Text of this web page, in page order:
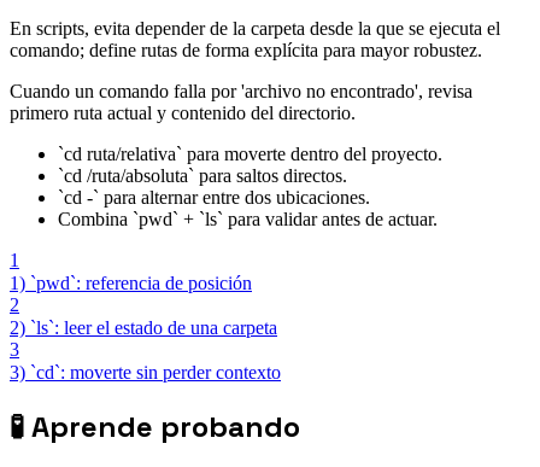
En scripts, evita depender de la carpeta desde la que se ejecuta el
comando; define rutas de forma explícita para mayor robustez.
Cuando un comando falla por 'archivo no encontrado', revisa
primero ruta actual y contenido del directorio.
`cd ruta/relativa` para moverte dentro del proyecto.
`cd /ruta/absoluta` para saltos directos.
`cd -` para alternar entre dos ubicaciones.
Combina `pwd` + `ls` para validar antes de actuar.
1
1) `pwd`: referencia de posición
2
2) `ls`: leer el estado de una carpeta
3
3) `cd`: moverte sin perder contexto
🧪Aprende probando